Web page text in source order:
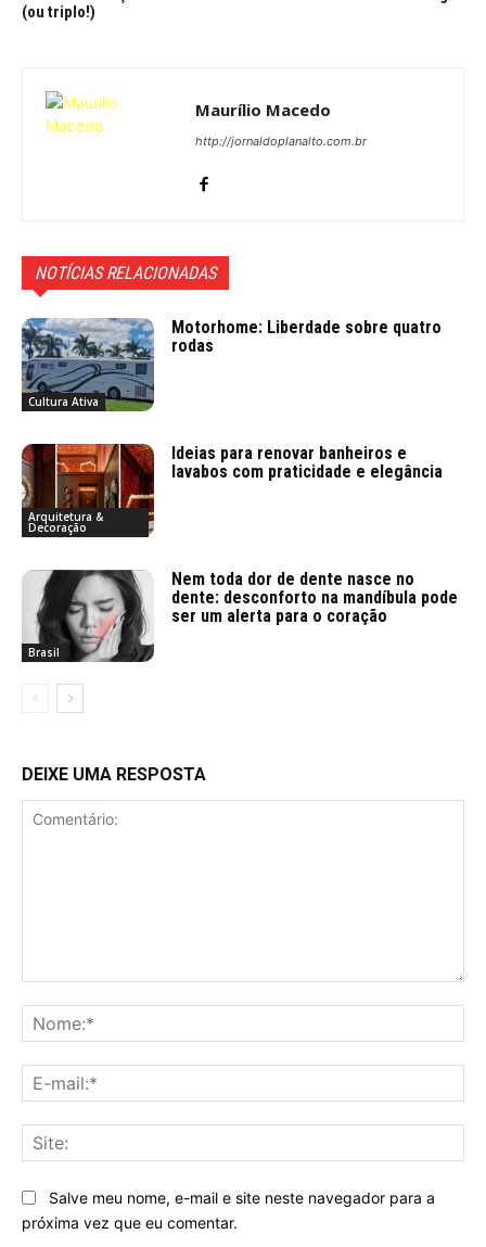
(ou triplo!)
Maurílio Macedo
http://jornaldoplanalto.com.br
NOTÍCIAS RELACIONADAS
Cultura Ativa
Motorhome: Liberdade sobre quatro
rodas
Arquitetura &
Decoração
Ideias para renovar banheiros e
lavabos com praticidade e elegância
Brasil
Nem toda dor de dente nasce no
dente: desconforto na mandíbula pode
ser um alerta para o coração
DEIXE UMA RESPOSTA
Salve meu nome, e-mail e site neste navegador para a
próxima vez que eu comentar.